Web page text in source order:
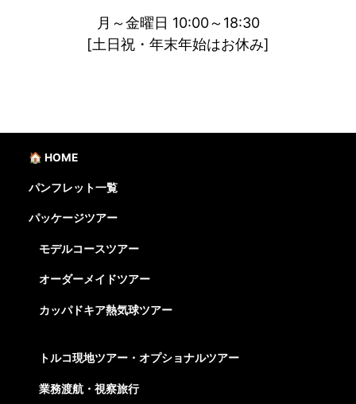
月～金曜日 10:00～18:30
[土日祝・年末年始はお休み]
🏠 HOME
パンフレット一覧
パッケージツアー
モデルコースツアー
オーダーメイドツアー
カッパドキア熱気球ツアー
トルコ現地ツアー・オプショナルツアー
業務渡航・視察旅行